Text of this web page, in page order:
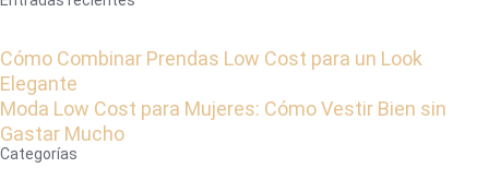
Cómo Combinar Prendas Low Cost para un Look
Elegante
Moda Low Cost para Mujeres: Cómo Vestir Bien sin
Gastar Mucho
Categorías